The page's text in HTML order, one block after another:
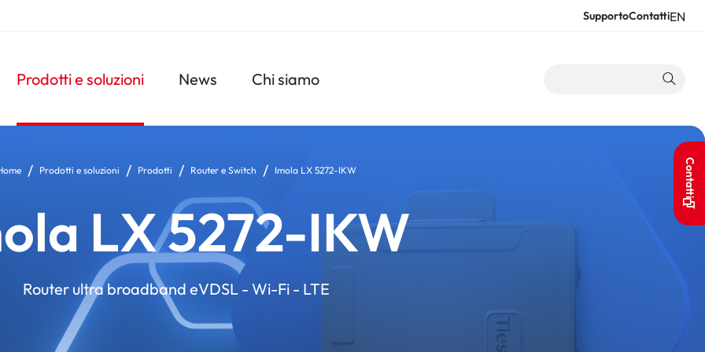
SupportoContattiEN
Navigazione
principale
Prodotti e soluzioni News Chi siamo
Prodotti e soluzioni Prodotti Router e Switch Imola LX 5272-IKW
LX 5272-IKW
Router ultra broadband eVDSL - Wi-Fi - LTE
Contatti